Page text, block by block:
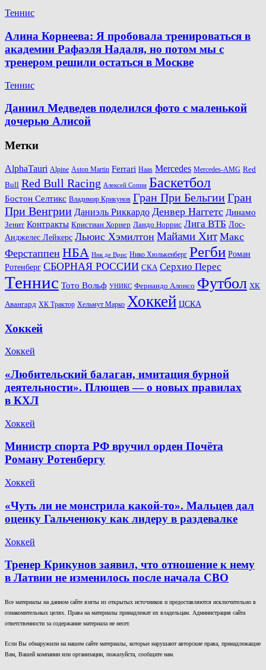
Теннис
Алина Корнеева: Я пробовала тренироваться в
академии Рафаэля Надаля, но потом мы с
тренером решили остаться в Москве
Теннис
Даниил Медведев поделился фото с маленькой
дочерью Алисой
Метки
AlphaTauri Alpine Aston Martin Ferrari Haas Mercedes Mercedes-AMG Red
Bull Red Bull Racing Алексей Сопин Баскетбол
Бостон Селтикс Владимир Крикунов Гран При БельгииГран
При Венгрии Даниэль Риккардо Денвер Наггетс Динамо
Зенит Контракты Кристиан Хорнер Ландо Норрис Лига ВТБ Лос-
Анджелес Лейкерс Льюис Хэмилтон Майами Хит Макс
Ферстаппен НБА Ник де Врис Нико Хюлькенберг Регби Роман
Ротенберг СБОРНАЯ РОССИИ СКА Серхио Перес
Теннис Тото Вольф УНИКС Фернандо Алонсо Футбол ХК
Авангард ХК Трактор Хельмут Марко Хоккей ЦСКА
Хоккей
Хоккей
«Любительский балаган, имитация бурной
деятельности». Плющев — о новых правилах
в КХЛ
Хоккей
Министр спорта РФ вручил орден Почёта
Роману Ротенбергу
Хоккей
«Чуть ли не монстрила какой-то». Мальцев дал
оценку Гальченюку как лидеру в раздевалке
Хоккей
Тренер Крикунов заявил, что отношение к нему
в Латвии не изменилось после начала СВО
Все материалы на данном сайте взяты из открытых источников и предоставляются исключительно в
ознакомительных целях. Права на материалы принадлежат их владельцам. Администрация сайта
ответственности за содержание материала не несет.
Если Вы обнаружили на нашем сайте материалы, которые нарушают авторские права, принадлежащие
Вам, Вашей компании или организации, пожалуйста, сообщите нам.